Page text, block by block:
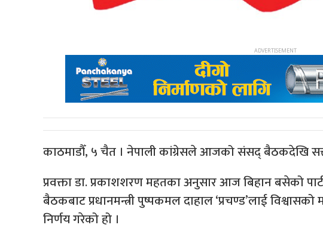
काठमाडौँ, ५ चैत । नेपाली कांग्रेसले आजको संसद् बैठकदेखि
प्रवक्ता डा. प्रकाशशरण महतका अनुसार आज बिहान बसेको
बैठकबाट प्रधानमन्त्री पुष्पकमल दाहाल ‘प्रचण्ड’लाई
निर्णय गरेको हो ।